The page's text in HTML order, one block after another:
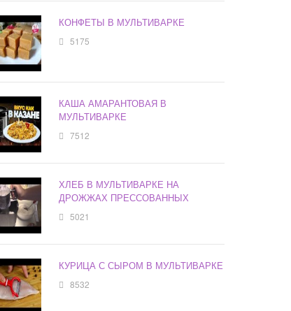
КОНФЕТЫ В МУЛЬТИВАРКЕ
5175
КАША АМАРАНТОВАЯ В
МУЛЬТИВАРКЕ
7512
ХЛЕБ В МУЛЬТИВАРКЕ НА
ДРОЖЖАХ ПРЕССОВАННЫХ
5021
КУРИЦА С СЫРОМ В МУЛЬТИВАРКЕ
8532